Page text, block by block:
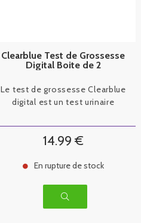
Clearblue Test de Grossesse
Digital Boite de 2
Le test de grossesse Clearblue
digital est un test urinaire
14.99 €
En rupture de stock